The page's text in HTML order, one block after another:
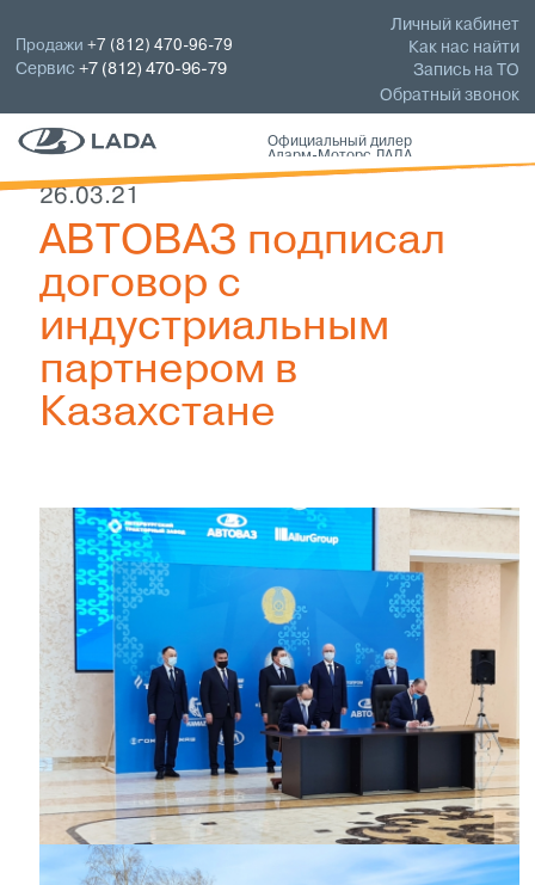
Личный кабинет
Как нас найти
Запись на ТО
Обратный звонок
Продажи+7 (812) 470-96-79
Сервис+7 (812) 470-96-79
Официальный дилер
Аларм-Моторс ЛАДА
26.03.21
АВТОВАЗ подписал
договор с
индустриальным
партнером в
Казахстане